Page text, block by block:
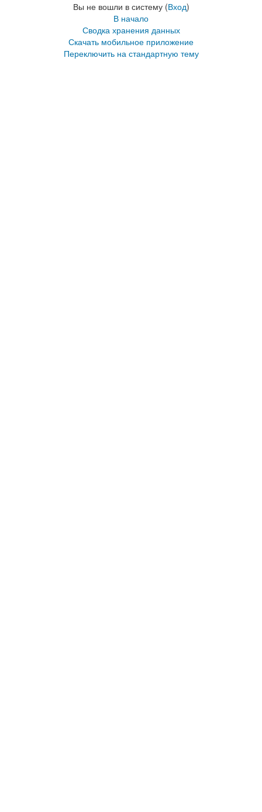
Вы не вошли в систему (Вход)
В начало
Сводка хранения данных
Скачать мобильное приложение
Переключить на стандартную тему